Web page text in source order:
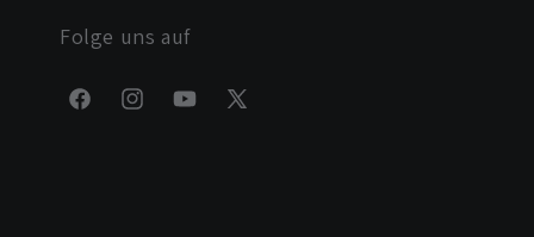
Folge uns auf
FacebookInstagramYouTube
X